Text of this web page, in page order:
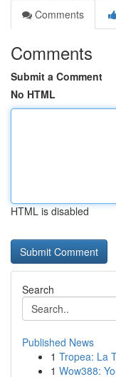
Comments
Comments
Submit a Comment
No HTML
HTML is disabled
Search
Published News
1 Tropea: La
1 Wow388: